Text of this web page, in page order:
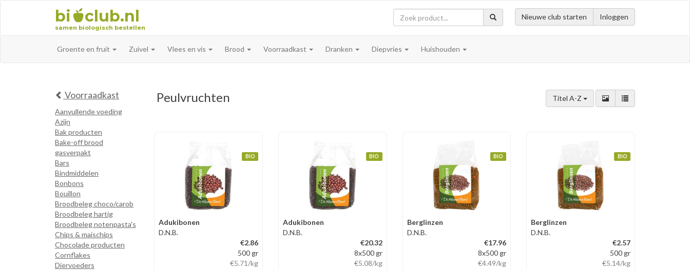
bi club.nl
samen biologisch bestellen
Nieuwe club starten Inloggen
Groente en fruit Zuivel Vlees en vis Brood Voorraadkast Dranken Diepvries Huishouden
Voorraadkast
Aanvullende voeding
Azijn
Bak producten
Bake-off brood
gasverpakt
Bars
Bindmiddelen
Bonbons
Bouillon
Broodbeleg choco/carob
Broodbeleg hartig
Broodbeleg notenpasta's
Chips & maischips
Chocolade producten
Cornflakes
Diervoeders
Peulvruchten Titel A-Z
BIO
Adukibonen
D.N.B.
€2.86
500 gr
€5.71/kg
BIO
Adukibonen
D.N.B.
€20.32
8x500 gr
€5.08/kg
BIO
Berglinzen
D.N.B.
€17.96
8x500 gr
€4.49/kg
BIO
Berglinzen
D.N.B.
€2.57
500 gr
€5.14/kg